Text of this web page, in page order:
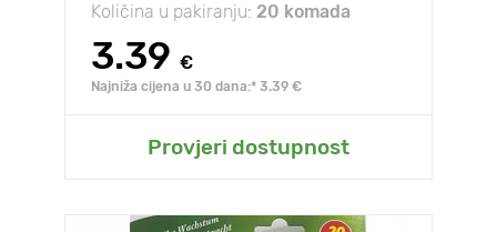
Količina u pakiranju: 20 komada
3.39 €
Najniža cijena u 30 dana:* 3.39 €
Provjeri dostupnost